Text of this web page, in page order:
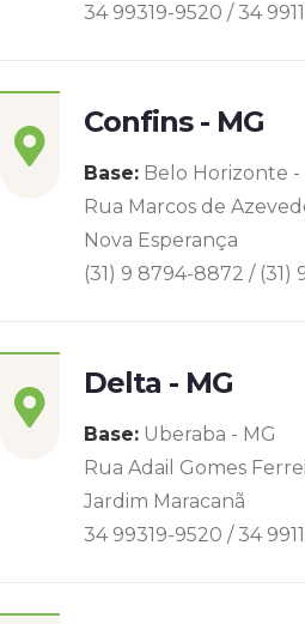
34 99319-9520 / 34
Confins - MG
Base: Belo Horizonte -
Rua Marcos de
Nova Esperança
(31) 9 8794-8872 / (31)
Delta - MG
Base: Uberaba - MG
Rua Adail Gomes
Jardim Maracanã
34 99319-9520 / 34